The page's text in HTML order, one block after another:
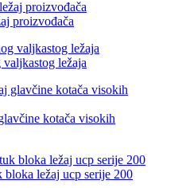
proizvođača
ležaja
kotača visokih
bloka ležaj ucp serije 200